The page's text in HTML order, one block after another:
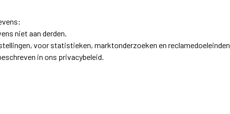
niet aan derden.
voor statistieken, marktonderzoeken en reclamedoeleinden
in ons privacybeleid.